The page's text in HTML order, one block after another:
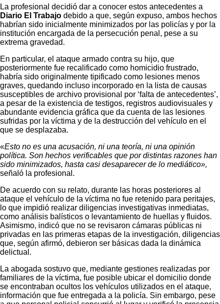
La profesional decidió dar a conocer estos antecedentes a
Diario El Trabajo debido a que, según expuso, ambos hechos
habrían sido inicialmente minimizados por las policías y por la
institución encargada de la persecución penal, pese a su
extrema gravedad.
En particular, el ataque armado contra su hijo, que
posteriormente fue recalificado como homicidio frustrado,
habría sido originalmente tipificado como lesiones menos
graves, quedando incluso incorporado en la lista de causas
susceptibles de archivo provisional por ‘falta de antecedentes’,
a pesar de la existencia de testigos, registros audiovisuales y
abundante evidencia gráfica que da cuenta de las lesiones
sufridas por la víctima y de la destrucción del vehículo en el
que se desplazaba.
«Esto no es una acusación, ni una teoría, ni una opinión
política. Son hechos verificables que por distintas razones han
sido minimizados, hasta casi desaparecer de lo mediático»,
señaló la profesional.
De acuerdo con su relato, durante las horas posteriores al
ataque el vehículo de la víctima no fue retenido para peritajes,
lo que impidió realizar diligencias investigativas inmediatas,
como análisis balísticos o levantamiento de huellas y fluidos.
Asimismo, indicó que no se revisaron cámaras públicas ni
privadas en las primeras etapas de la investigación, diligencias
que, según afirmó, debieron ser básicas dada la dinámica
delictual.
La abogada sostuvo que, mediante gestiones realizadas por
familiares de la víctima, fue posible ubicar el domicilio donde
se encontraban ocultos los vehículos utilizados en el ataque,
información que fue entregada a la policía. Sin embargo, pese